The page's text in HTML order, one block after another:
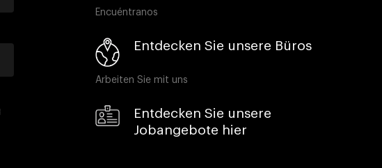
Encuéntranos
Entdecken Sie unsere Büros
Arbeiten Sie mit uns
Entdecken Sie unsere
Jobangebote hier